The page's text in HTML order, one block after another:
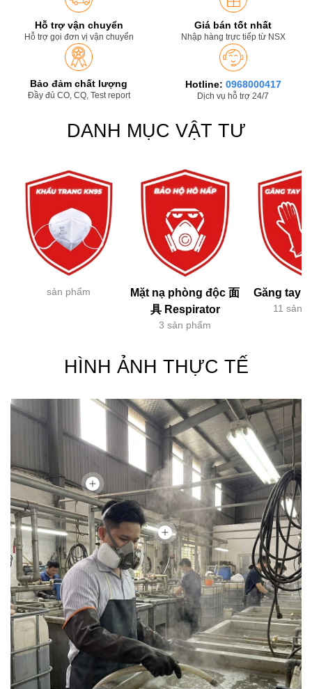
Hỗ trợ vận chuyển
Hỗ trợ gọi đơn vị vận chuyển
Giá bán tốt nhất
Nhập hàng trực tiếp từ NSX
Bảo đảm chất lượng
Đầy đủ CO, CQ, Test report
Hotline: 0968000417
Dịch vụ hỗ trợ 24/7
DANH MỤC VẬT TƯ
sản phẩm
Mặt nạ phòng độc 面
具 Respirator
3 sản phẩm
Găng tay
11 sản
HÌNH ẢNH THỰC TẾ